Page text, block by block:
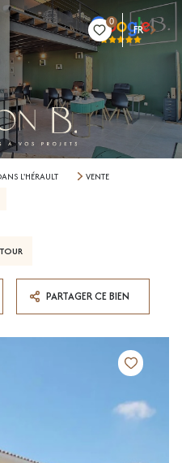
0
FR
L'HÉRAULT
VENTE
PARTAGER CE BIEN